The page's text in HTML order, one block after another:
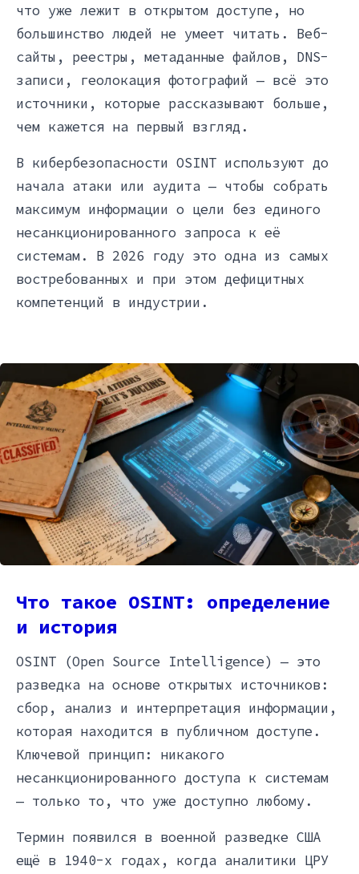
что уже лежит в открытом доступе, но
большинство людей не умеет читать. Веб-
сайты, реестры, метаданные файлов, DNS-
записи, геолокация фотографий — всё это
источники, которые рассказывают больше,
чем кажется на первый взгляд.
В кибербезопасности OSINT используют до
начала атаки или аудита — чтобы собрать
максимум информации о цели без единого
несанкционированного запроса к её
системам. В 2026 году это одна из самых
востребованных и при этом дефицитных
компетенций в индустрии.
Что такое OSINT: определение
и история
OSINT (Open Source Intelligence) — это
разведка на основе открытых источников:
сбор, анализ и интерпретация информации,
которая находится в публичном доступе.
Ключевой принцип: никакого
несанкционированного доступа к системам
— только то, что уже доступно любому.
Термин появился в военной разведке США
ещё в 1940-х годах, когда аналитики ЦРУ